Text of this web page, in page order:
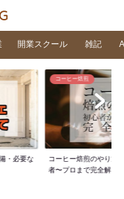
開業スクール 雑記
・必要な
コーヒー焙煎
コーヒー焙煎のやり方
者〜プロまで完全解...